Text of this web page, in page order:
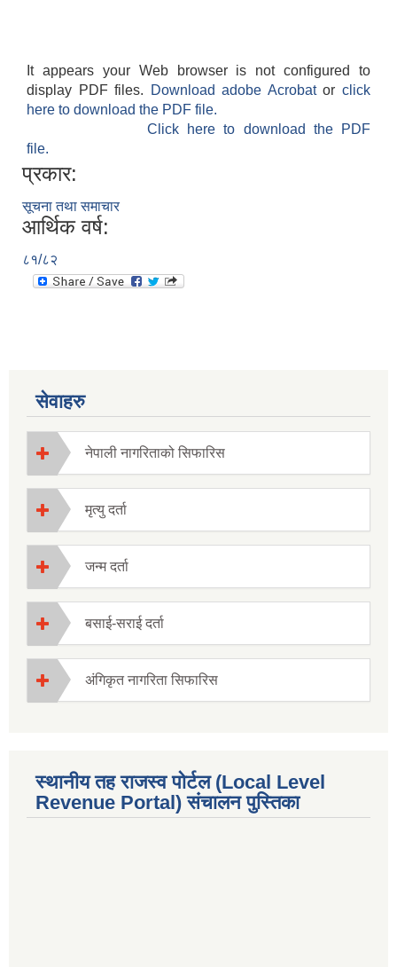
It appears your Web browser is not configured to
display PDF files.
Download adobe Acrobatorclick
here to download the PDF file.
Click here to download the PDF
file.
प्रकार:
सूचना तथा समाचार
आर्थिक वर्ष:
८१/८२
सेवाहरु
नेपाली नागरिताको सिफारिस
मृत्यु दर्ता
जन्म दर्ता
बसाई-सराई दर्ता
अंगिकृत नागरिता सिफारिस
स्थानीय तह राजस्व पोर्टल (Local Level
Revenue Portal) संचालन पुस्तिका